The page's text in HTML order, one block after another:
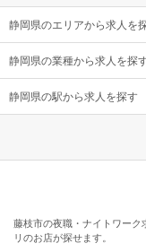
静岡県のエリアから求人を
静岡県の業種から求人を探
静岡県の駅から求人を探す
藤枝市の夜職・ナイトワーク
リのお店が探せます。